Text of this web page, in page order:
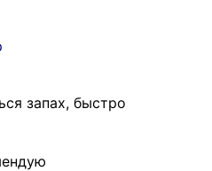
запах, быстро